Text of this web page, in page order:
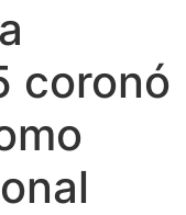
coronó